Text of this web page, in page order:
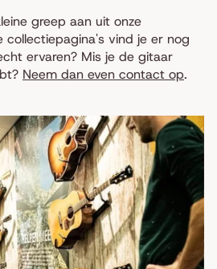
greep aan uit onze
collectiepagina's vind je er nog
ervaren? Mis je de gitaar
Neem dan even contact op.